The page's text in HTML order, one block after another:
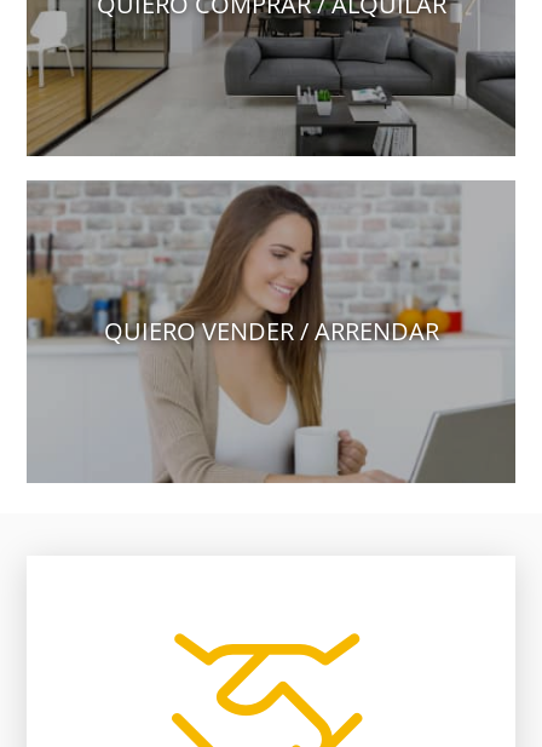
QUIERO VENDER / ARRENDAR
falta de comunicación entre comprador y
vendedor, nosotros te ayudamos.